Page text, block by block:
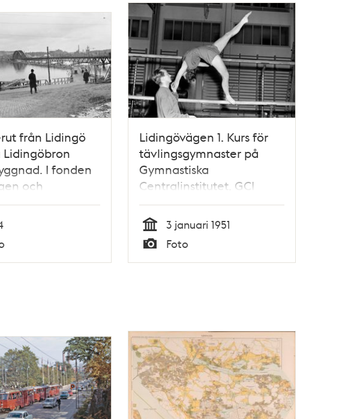
från Lidingö
Lidingöbron
I fonden
och
Lidingövägen 1. Kurs för
tävlingsgymnaster på
Gymnastiska
Centralinstitutet, GCI
Tid
3 januari 1951
Typ
Foto